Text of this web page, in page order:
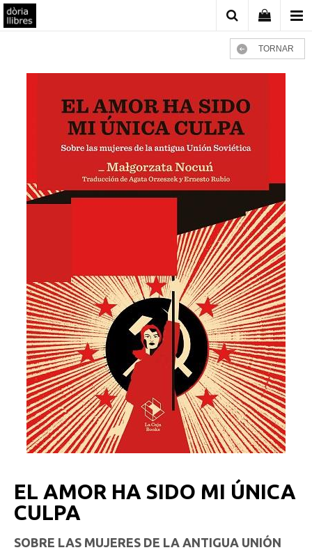
TORNAR
EL AMOR HA SIDO MI ÚNICA
CULPA
SOBRE LAS MUJERES DE LA ANTIGUA UNIÓN